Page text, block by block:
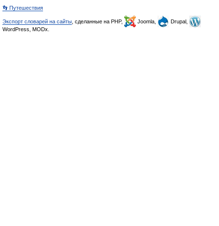
👣 Путешествия
Экспорт словарей на сайты , сделанные на PHP, Joomla,
Drupal,
WordPress, MODx.